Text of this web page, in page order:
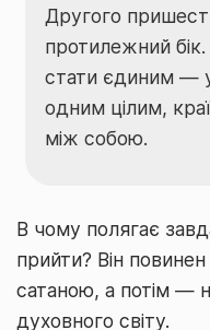
Другого
протилежний
стати єдиним —
одним цілим,
між собою.
В чому полягає
прийти? Він
сатаною, а потім —
духовного світу.